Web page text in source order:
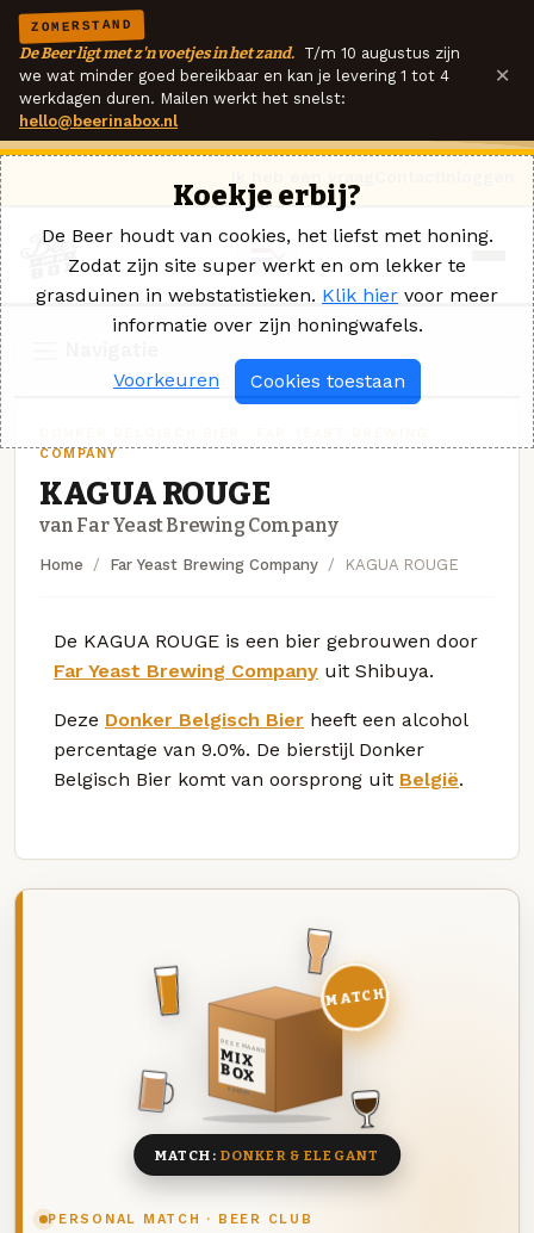
ZOMERSTAND
De Beer ligt met z'n voetjes in het zand. T/m 10 augustus zijn
we wat minder goed bereikbaar en kan je levering 1 tot 4
werkdagen duren. Mailen werkt het snelst:
hello@beerinabox.nl
×
COMPANY
KAGUA ROUGE
van Far Yeast Brewing Company
Home Far Yeast Brewing Company KAGUA ROUGE
De KAGUA ROUGE is een bier gebrouwen door
Far Yeast Brewing Company uit Shibuya.
Deze Donker Belgisch Bier heeft een alcohol
percentage van 9.0%. De bierstijl Donker
Belgisch Bier komt van oorsprong uit België.
PERSONAL MATCH · BEER CLUB
DEZE MAAND
MIX
BOX
8 BIEREN
MATCH
MATCH: DONKER & ELEGANT
Koekje erbij?
De Beer houdt van cookies, het liefst met honing.
Zodat zijn site super werkt en om lekker te
grasduinen in webstatistieken. Klik hier voor meer
informatie over zijn honingwafels.
Voorkeuren Cookies toestaan